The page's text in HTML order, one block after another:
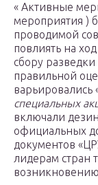
« Активные
мероприятия )
проводимой
повлиять на
сбору
правильной
варьировались
специальных
включали
официальных
документов
лидерам стран